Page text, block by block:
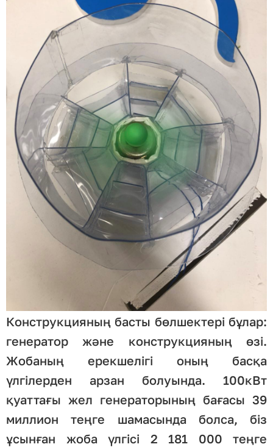
Конструкцияның басты бөлшектері бұлар:
генератор және конструкцияның өзі.
Жобаның ерекшелігі оның басқа
үлгілерден арзан болуында. 100кВт
қуаттағы жел генераторының бағасы 39
миллион теңге шамасында болса, біз
ұсынған жоба үлгісі 2 181 000 теңге